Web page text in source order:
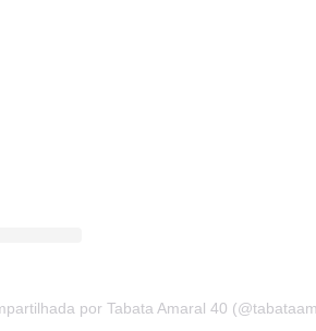
por Tabata Amaral 40